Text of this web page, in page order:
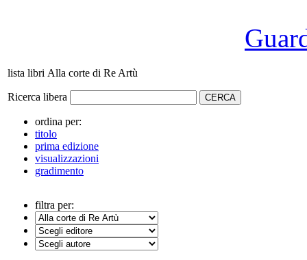
lista libri Alla corte di Re Artù
Ricerca libera
ordina per:
titolo
prima edizione
visualizzazioni
gradimento
filtra per: